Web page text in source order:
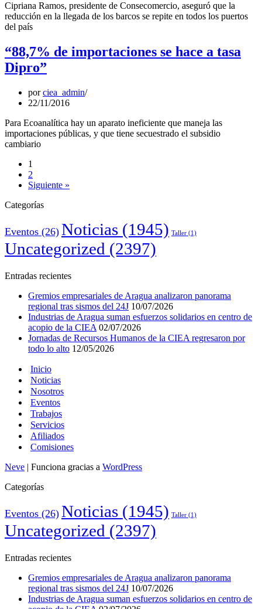
Cipriana Ramos, presidente de Consecomercio, aseguró que la
reducción en la llegada de los barcos se repite en todos los puertos
del país
“88,7% de importaciones se hace a tasa
Dipro”
porciea_admin
22/11/2016
Para Ecoanalítica hay un aparato ineficiente que maneja las
importaciones públicas, y que tiene secuestrado el subsidio
cambiario
1
2
Siguiente »
Categorías
Eventos (26) Noticias (1945) Taller (1)
Uncategorized (2397)
Entradas recientes
Gremios empresariales de Aragua analizaron panorama
regional tras sismos del 24J 10/07/2026
Industrias de Aragua suman esfuerzos solidarios en centro de
acopio de la CIEA 02/07/2026
Jornadas de Recursos Humanos de la CIEA regresaron por
todo lo alto 12/05/2026
Inicio
Noticias
Nosotros
Eventos
Trabajos
Servicios
Afiliados
Comisiones
Neve | Funciona gracias a WordPress
Categorías
Eventos (26) Noticias (1945) Taller (1)
Uncategorized (2397)
Entradas recientes
Gremios empresariales de Aragua analizaron panorama
regional tras sismos del 24J 10/07/2026
Industrias de Aragua suman esfuerzos solidarios en centro de